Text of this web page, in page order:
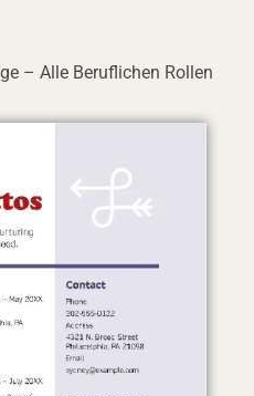
– Alle Beruflichen Rollen